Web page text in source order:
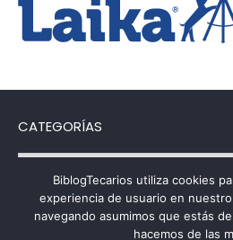
CATEGORÍAS
Categorías
BiblogTecarios utiliza cookies
experiencia de usuario en
navegando asumimos que estás
hacemos de las